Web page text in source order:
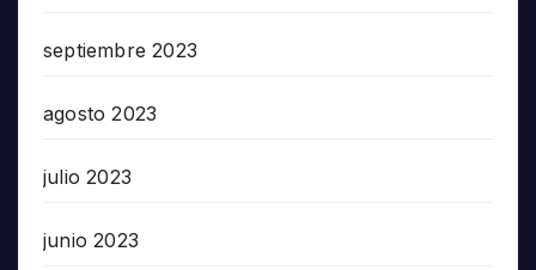
septiembre 2023
agosto 2023
julio 2023
junio 2023